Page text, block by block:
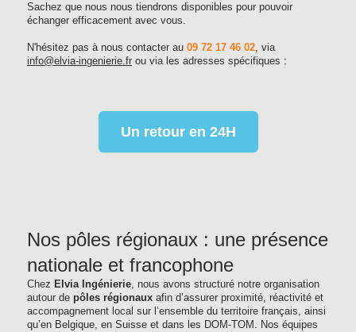
Sachez que nous nous tiendrons disponibles pour pouvoir
échanger efficacement avec vous.
N'hésitez pas à nous contacter au 09 72 17 46 02, via
info@elvia-ingenierie.fr ou via les adresses spécifiques :
Un retour en 24H
Nos pôles régionaux : une présence
nationale et francophone
Chez Elvia Ingénierie, nous avons structuré notre organisation
autour de pôles régionaux afin d’assurer proximité, réactivité et
accompagnement local sur l’ensemble du territoire français, ainsi
qu’en Belgique, en Suisse et dans les DOM-TOM. Nos équipes